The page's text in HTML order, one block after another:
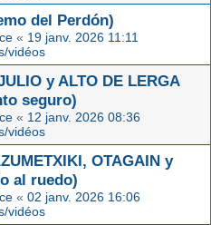
del Perdón)
« 19 janv. 2026 11:11
vidéos
y ALTO DE LERGA
seguro)
« 12 janv. 2026 08:36
vidéos
OTAGAIN y
al ruedo)
« 02 janv. 2026 16:06
vidéos